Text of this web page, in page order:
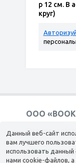
р 12 см. В
круг)
ООО
Согласие на
КАТАЛОГ
Данный веб-сайт
вам лучшего
использовать данный
нами cookie-файлов, а